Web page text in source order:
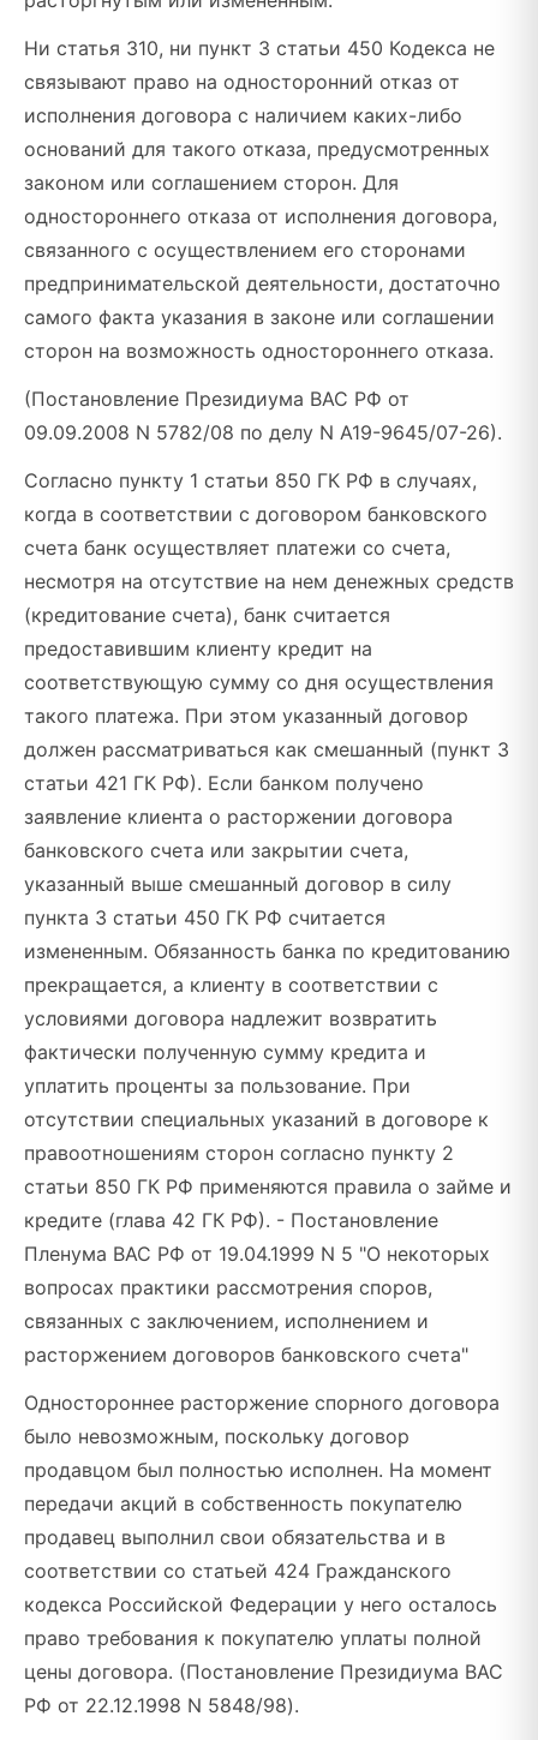
Ни статья 310, ни пункт 3 статьи 450 Кодекса не
связывают право на односторонний отказ от
исполнения договора с наличием каких-либо
оснований для такого отказа, предусмотренных
законом или соглашением сторон. Для
одностороннего отказа от исполнения договора,
связанного с осуществлением его сторонами
предпринимательской деятельности, достаточно
самого факта указания в законе или соглашении
сторон на возможность одностороннего отказа.
(Постановление Президиума ВАС РФ от
09.09.2008 N 5782/08 по делу N А19-9645/07-26).
Согласно пункту 1 статьи 850 ГК РФ в случаях,
когда в соответствии с договором банковского
счета банк осуществляет платежи со счета,
несмотря на отсутствие на нем денежных средств
(кредитование счета), банк считается
предоставившим клиенту кредит на
соответствующую сумму со дня осуществления
такого платежа. При этом указанный договор
должен рассматриваться как смешанный (пункт 3
статьи 421 ГК РФ). Если банком получено
заявление клиента о расторжении договора
банковского счета или закрытии счета,
указанный выше смешанный договор в силу
пункта 3 статьи 450 ГК РФ считается
измененным. Обязанность банка по кредитованию
прекращается, а клиенту в соответствии с
условиями договора надлежит возвратить
фактически полученную сумму кредита и
уплатить проценты за пользование. При
отсутствии специальных указаний в договоре к
правоотношениям сторон согласно пункту 2
статьи 850 ГК РФ применяются правила о займе и
кредите (глава 42 ГК РФ). - Постановление
Пленума ВАС РФ от 19.04.1999 N 5 "О некоторых
вопросах практики рассмотрения споров,
связанных с заключением, исполнением и
расторжением договоров банковского счета"
Одностороннее расторжение спорного договора
было невозможным, поскольку договор
продавцом был полностью исполнен. На момент
передачи акций в собственность покупателю
продавец выполнил свои обязательства и в
соответствии со статьей 424 Гражданского
кодекса Российской Федерации у него осталось
право требования к покупателю уплаты полной
цены договора. (Постановление Президиума ВАС
РФ от 22.12.1998 N 5848/98).